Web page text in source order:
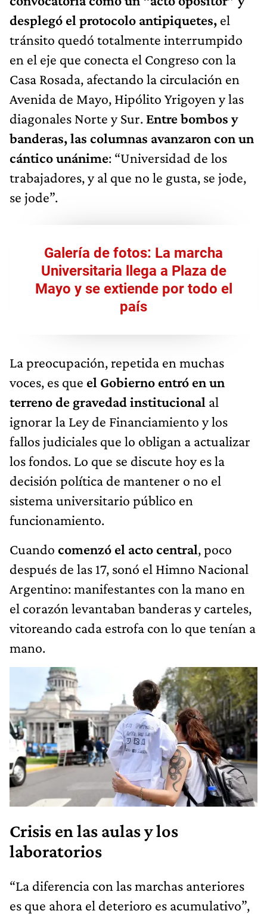
desplegó el protocolo antipiquetes, el
tránsito quedó totalmente interrumpido
en el eje que conecta el Congreso con la
Casa Rosada, afectando la circulación en
Avenida de Mayo, Hipólito Yrigoyen y las
diagonales Norte y Sur. Entre bombos y
banderas, las columnas avanzaron con un
cántico unánime: “Universidad de los
trabajadores, y al que no le gusta, se jode,
se jode”.
Galería de fotos: La marcha
Universitaria llega a Plaza de
Mayo y se extiende por todo el
país
La preocupación, repetida en muchas
voces, es que el Gobierno entró en un
terreno de gravedad institucional al
ignorar la Ley de Financiamiento y los
fallos judiciales que lo obligan a actualizar
los fondos. Lo que se discute hoy es la
decisión política de mantener o no el
sistema universitario público en
funcionamiento.
Cuando comenzó el acto central, poco
después de las 17, sonó el Himno Nacional
Argentino: manifestantes con la mano en
el corazón levantaban banderas y carteles,
vitoreando cada estrofa con lo que tenían a
mano.
Crisis en las aulas y los
laboratorios
“La diferencia con las marchas anteriores
es que ahora el deterioro es acumulativo”,